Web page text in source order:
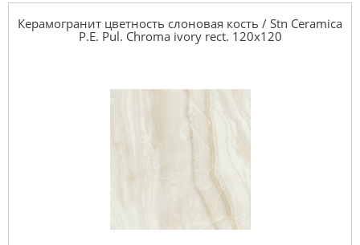
Керамогранит цветность слоновая кость / Stn Ceramica
P.E. Pul. Chroma ivory rect. 120x120